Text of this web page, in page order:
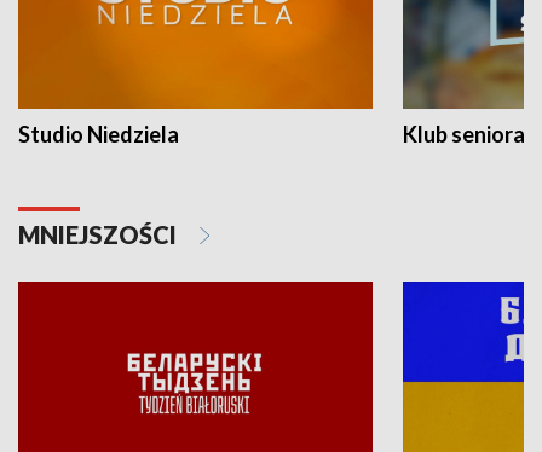
Studio Niedziela Klub seniora
MNIEJSZOŚCI